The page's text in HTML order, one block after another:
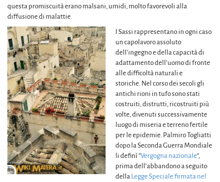
questa promiscuità erano malsani, umidi, molto favorevoli alla
diffusione di malattie.
I Sassi rappresentano in ogni caso
un capolavoro assoluto
dell’ingegno e della capacità di
adattamento dell’uomo di fronte
alle difficoltà naturali e
storiche. Nel corso dei secoli gli
antichi rioni in tufo sono stati
costruiti, distrutti, ricostruiti più
volte, divenuti successivamente
luogo di miseria e terreno fertile
per le epidemie. Palmiro Togliatti
dopo la Seconda Guerra Mondiale
li definì “Vergogna nazionale“,
prima dell’abbandono a seguito
della Legge Speciale firmata nel